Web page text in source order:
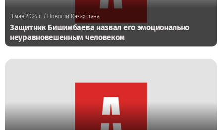
3 мая 2024 г. / Новости Казахстана
Защитник Бишимбаева назвал его эмоционально
неуравновешенным человеком